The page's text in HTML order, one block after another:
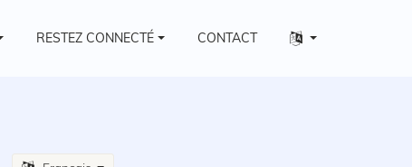
RESTEZ CONNECTÉ CONTACT
Autres